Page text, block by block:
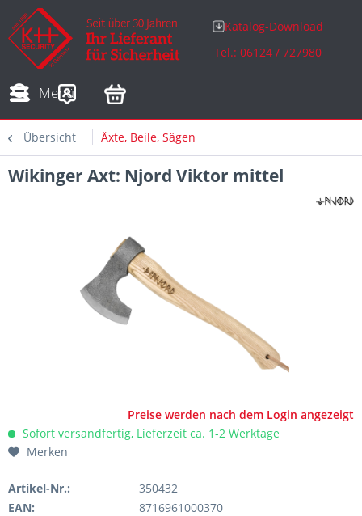
Katalog-Download
Tel.: 06124 / 727980
Menü
Adressen
Übersicht Äxte, Beile, Sägen
Wikinger Axt: Njord Viktor mittel
Preise werden nach dem Login angezeigt
Sofort versandfertig, Lieferzeit ca. 1-2 Werktage
Merken
Artikel-Nr.:
350432
EAN:
8716961000370